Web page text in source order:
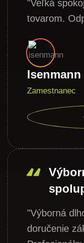
"Veľká
tovarom.
Isenmann
Zamestnanec
"Výborná
doručenie